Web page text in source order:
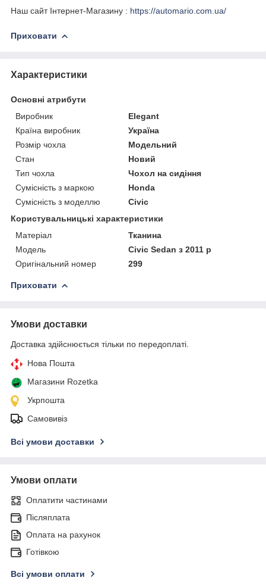
Наш сайт Інтернет-Магазину : https://automario.com.ua/
Приховати
Характеристики
Основні атрибути
Виробник
Elegant
Країна виробник
Україна
Розмір чохла
Модельний
Стан
Новий
Тип чохла
Чохол на сидіння
Сумісність з маркою
Honda
Сумісність з моделлю
Civic
Користувальницькі характеристики
Матеріал
Тканина
Модель
Civic Sedan з 2011 р
Оригінальний номер
299
Приховати
Умови доставки
Доставка здійснюється тільки по передоплаті.
Нова Пошта
Магазини Rozetka
Укрпошта
Самовивіз
Всі умови доставки
Умови оплати
Оплатити частинами
Післяплата
Оплата на рахунок
Готівкою
Всі умови оплати